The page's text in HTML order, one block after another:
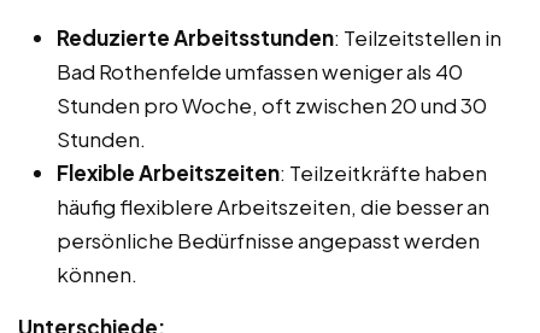
Reduzierte Arbeitsstunden: Teilzeitstellen in
Bad Rothenfelde umfassen weniger als 40
Stunden pro Woche, oft zwischen 20 und 30
Stunden.
Flexible Arbeitszeiten: Teilzeitkräfte haben
häufig flexiblere Arbeitszeiten, die besser an
persönliche Bedürfnisse angepasst werden
können.
Unterschiede: